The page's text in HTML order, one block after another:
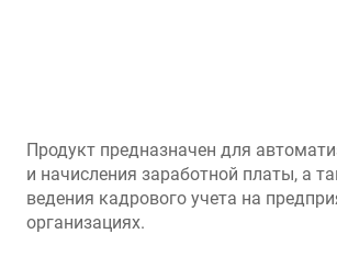
Продукт предназначен для
и начисления заработной платы, а
ведения кадрового учета на
организациях.